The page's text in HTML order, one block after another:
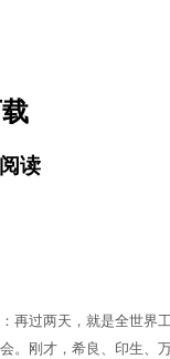
读
再过两天，就是全世
。刚才，希良、印生